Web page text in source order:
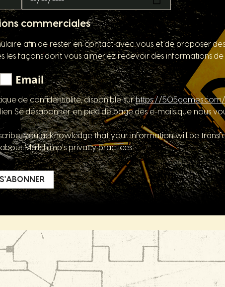
commerciales
afin de rester en contact avec vous et de proposer
les façons dont vous aimeriez recevoir des informations
Email
de confidentialité, disponible surhttps://
Se désabonner en pied de page des e-mails que nous
you acknowledge that your information will be
Mailchimp's privacy practices.
S'ABONNER